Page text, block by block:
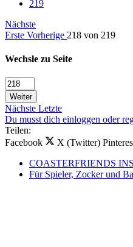
219
Nächste
Erste Vorherige 218 von 219
Wechsle zu Seite
Weiter
Nächste Letzte
Du musst dich einloggen oder
Teilen:
Facebook
X (Twitter)
COASTERFRIENDS
Für Spieler, Zocker und